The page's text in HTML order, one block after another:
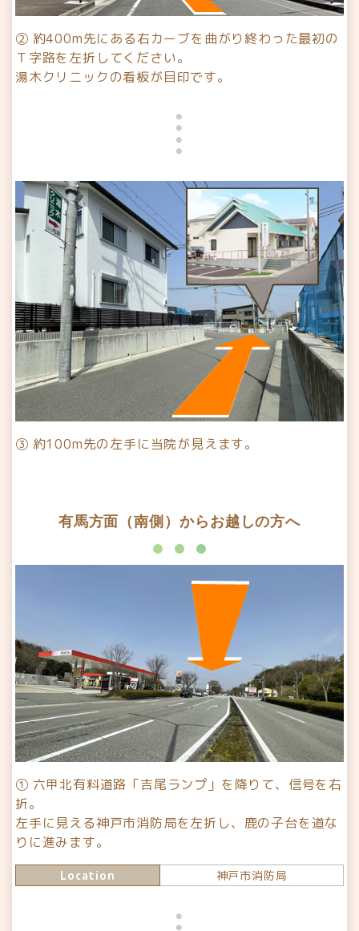
② 約400m先にある右カーブを曲がり終わった最初の
Ｔ字路を左折してください。
湯木クリニックの看板が目印です。
③ 約100m先の左手に当院が見えます。
有馬方面（南側）からお越しの方へ
① 六甲北有料道路「吉尾ランプ」を降りて、信号を右
折。
左手に見える神戸市消防局を左折し、鹿の子台を道な
りに進みます。
Location 神戸市消防局